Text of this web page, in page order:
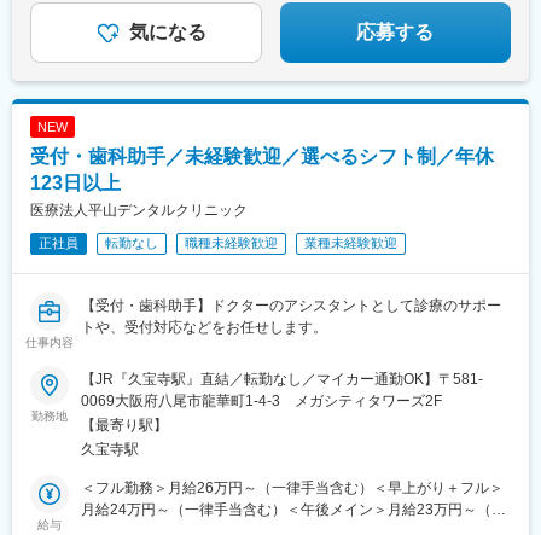
気になる 応募する
NEW
受付・歯科助手／未経験歓迎／選べるシフト制／年休
123日以上
医療法人平山デンタルクリニック
正社員 転勤なし 職種未経験歓迎 業種未経験歓迎
仕事内容
【受付・歯科助手】ドクターのアシスタントとして診療のサポー
トや、受付対応などをお任せします。
勤務地
【JR『久宝寺駅』直結／転勤なし／マイカー通勤OK】〒581-
0069大阪府八尾市龍華町1-4-3 メガシティタワーズ2F
【最寄り駅】
久宝寺駅
給与
＜フル勤務＞月給26万円～（一律手当含む）＜早上がり＋フル＞
月給24万円～（一律手当含む）＜午後メイン＞月給23万円～（一